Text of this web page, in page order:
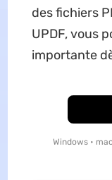
des fichiers
UPDF, vous
importante
Windows •